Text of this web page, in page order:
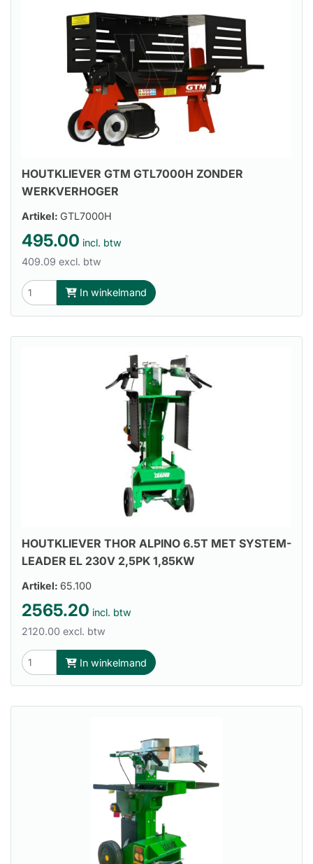
HOUTKLIEVER GTM GTL7000H ZONDER
WERKVERHOGER
Artikel: GTL7000H
495.00 incl. btw
409.09 excl. btw
In winkelmand
HOUTKLIEVER THOR ALPINO 6.5T MET SYSTEM-
LEADER EL 230V 2,5PK 1,85KW
Artikel: 65.100
2565.20 incl. btw
2120.00 excl. btw
In winkelmand